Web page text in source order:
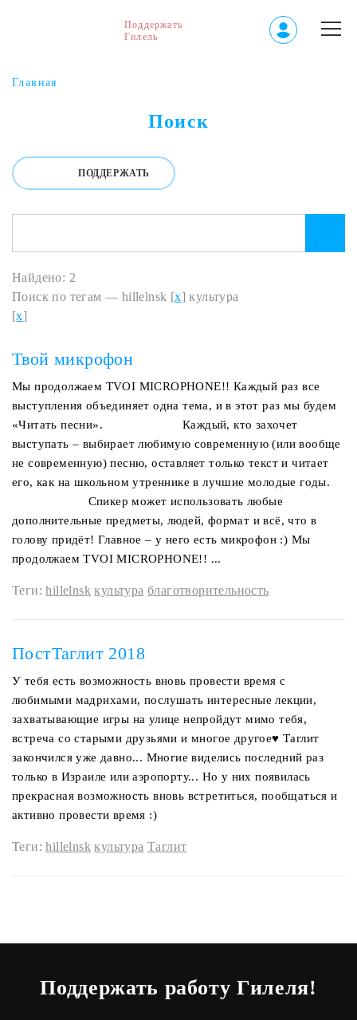
Поддержать
Гилель
Главная
Поиск
ПОДДЕРЖАТЬ
Найдено: 2
Поиск по тегам — hillelnsk [x] культура
[x]
Твой микрофон
Мы продолжаем TVOI MICROPHONE!! Каждый раз все
выступления объединяет одна тема, и в этот раз мы будем
«Читать песни». ⠀⠀⠀⠀⠀⠀⠀⠀ Каждый, кто захочет
выступать – выбирает любимую современную (или вообще
не современную) песню, оставляет только текст и читает
его, как на школьном утреннике в лучшие молодые годы.
⠀⠀⠀⠀⠀⠀⠀⠀ Спикер может использовать любые
дополнительные предметы, людей, формат и всё, что в
голову придёт! Главное – у него есть микрофон :) Мы
продолжаем TVOI MICROPHONE!! ...
Теги:hillelnsk культура благотворительность
ПостТаглит 2018
У тебя есть возможность вновь провести время с
любимыми мадрихами, послушать интересные лекции,
захватывающие игры на улице непройдут мимо тебя,
встреча со старыми друзьями и многое другое♥ Таглит
закончился уже давно... Многие виделись последний раз
только в Израиле или аэропорту... Но у них появилась
прекрасная возможность вновь встретиться, пообщаться и
активно провести время :)
Теги:hillelnsk культура Таглит
Поддержать работу Гилеля!